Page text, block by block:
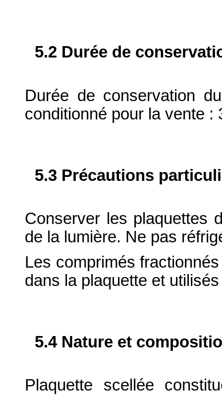
5.2 Durée de
Durée de conservation
conditionné pour la vente :
5.3 Précautions
Conserver les plaquettes
de la lumière. Ne pas
Les comprimés
dans la plaquette et
5.4 Nature et
Plaquette scellée